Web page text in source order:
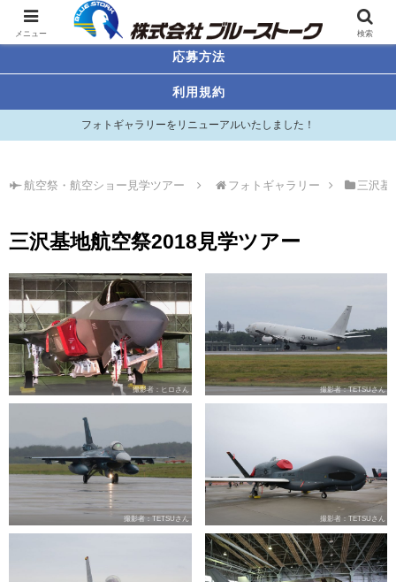
航空祭・航空ショー見学ツアー
応募方法
利用規約
フォトギャラリーをリニューアルいたしました！
航空祭・航空ショー見学ツアー フォトギャラリー 三沢基
三沢基地航空祭2018見学ツアー
撮影者：ヒロさん 撮影者：TETSUさん
撮影者：TETSUさん 撮影者：TETSUさん
メニュー 検索